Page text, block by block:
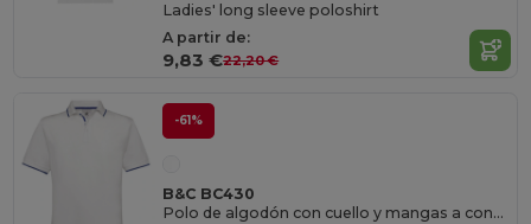
Ladies' long sleeve poloshirt
A partir de:
9,83 €22,20 €
-61%
B&C BC430
Polo de algodón con cuello y mangas a contraste